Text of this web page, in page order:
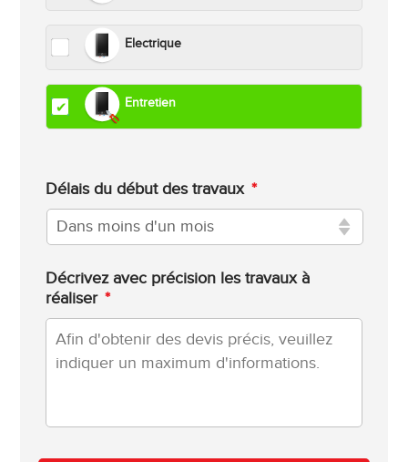
Electrique
Entretien
Délais du début des travaux *
Décrivez avec précision les travaux à
réaliser *